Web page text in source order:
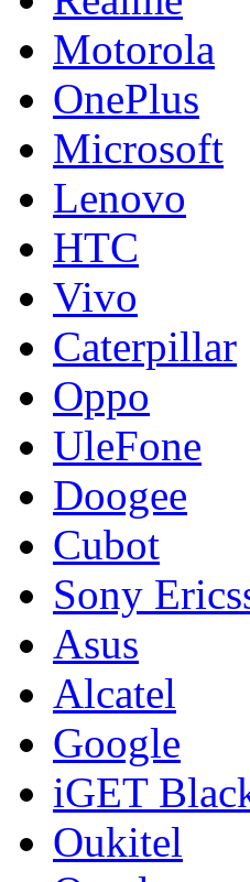
Motorola
OnePlus
Microsoft
Lenovo
HTC
Vivo
Caterpillar
Oppo
UleFone
Doogee
Cubot
Sony
Asus
Alcatel
Google
iGET
Oukitel